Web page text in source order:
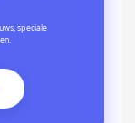
speciale